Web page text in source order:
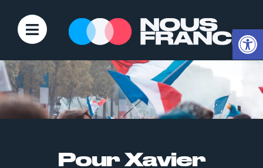
Ouvrir
Pour Xavier